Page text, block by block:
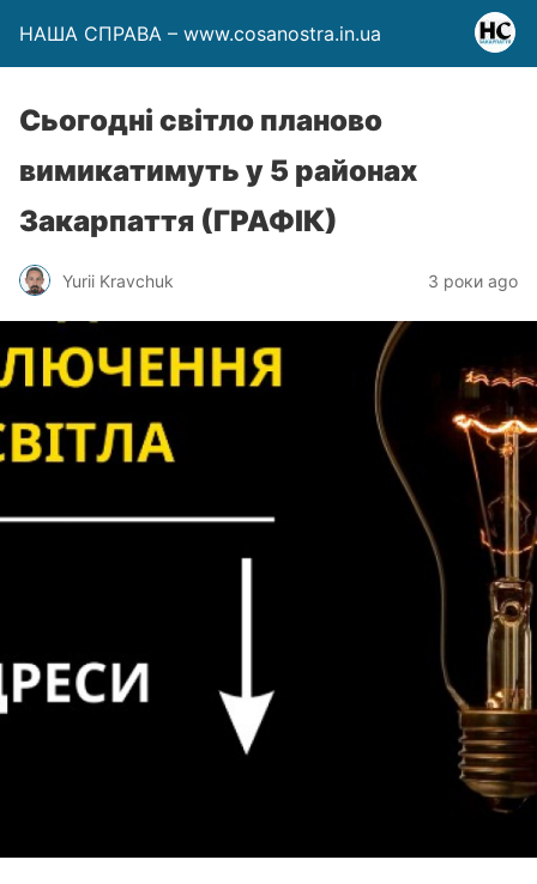
НАША СПРАВА – www.cosanostra.in.ua
Сьогодні світло планово
вимикатимуть у 5 районах
Закарпаття (ГРАФІК)
Yurii Kravchuk 3 роки ago